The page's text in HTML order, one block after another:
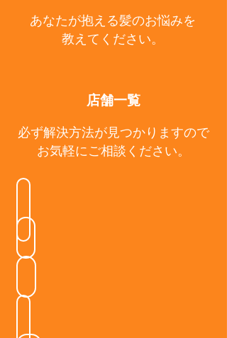
あなたが抱える髪のお悩みを
教えてください。
店舗一覧
必ず解決方法が見つかりますので
お気軽にご相談ください。